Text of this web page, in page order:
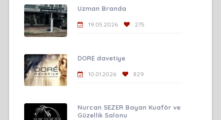
Uzman Branda
19.05.2026 275
DORE davetiye
10.01.2026 829
Nurcan SEZER Bayan Kuaför ve
Güzellik Salonu